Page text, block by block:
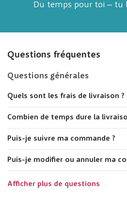
Du temps pour toi – tu
Questions fréquentes
Questions générales
Quels sont les frais de livraison ?
Combien de temps dure la
Puis-je suivre ma commande ?
Puis-je modifier ou annuler ma
Afficher plus de questions